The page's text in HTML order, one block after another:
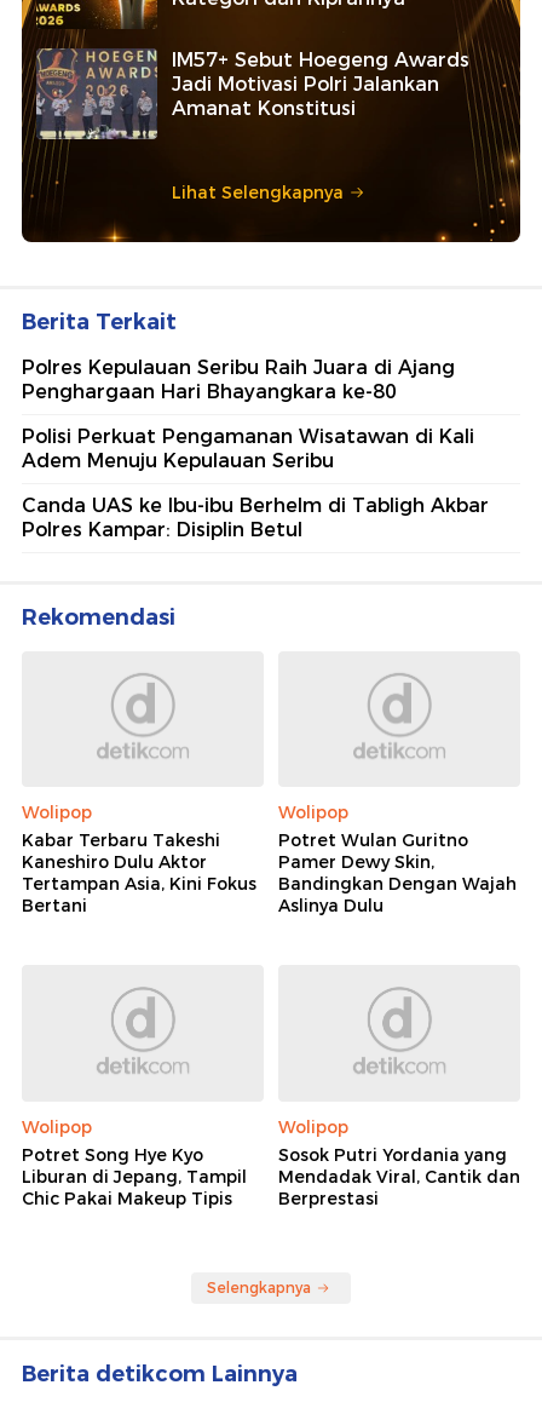
IM57+ Sebut Hoegeng Awards
Jadi Motivasi Polri Jalankan
Amanat Konstitusi
Lihat Selengkapnya
Berita Terkait
Polres Kepulauan Seribu Raih Juara di Ajang
Penghargaan Hari Bhayangkara ke-80
Polisi Perkuat Pengamanan Wisatawan di Kali
Adem Menuju Kepulauan Seribu
Canda UAS ke Ibu-ibu Berhelm di Tabligh Akbar
Polres Kampar: Disiplin Betul
Rekomendasi
Wolipop
Kabar Terbaru Takeshi
Kaneshiro Dulu Aktor
Tertampan Asia, Kini Fokus
Bertani
Wolipop
Potret Wulan Guritno
Pamer Dewy Skin,
Bandingkan Dengan Wajah
Aslinya Dulu
Wolipop
Potret Song Hye Kyo
Liburan di Jepang, Tampil
Chic Pakai Makeup Tipis
Wolipop
Sosok Putri Yordania yang
Mendadak Viral, Cantik dan
Berprestasi
Selengkapnya
Berita detikcom Lainnya